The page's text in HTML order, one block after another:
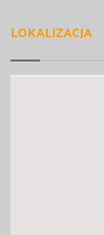
LOKALIZACJA